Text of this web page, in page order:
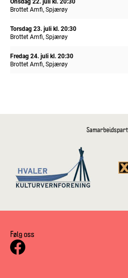
Brottet Amfi, Spjærøy
Torsdag 23. julikl. 20:30
Brottet Amfi, Spjærøy
Fredag 24. julikl. 20:30
Brottet Amfi, Spjærøy
Følg oss